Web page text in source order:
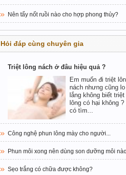
Nên tẩy nốt ruồi nào cho hợp phong thủy?
Hỏi đáp cùng chuyên gia
Triệt lông nách ở đâu hiệu quả ?
Em muốn đi triệt
nách nhưng cũng lo
lắng không biết triệt
lông có hại không ?
có tìm...
Công nghệ phun lông mày cho người...
Phun môi xong nên dùng son dưỡng môi
Sẹo trắng có chữa được không?